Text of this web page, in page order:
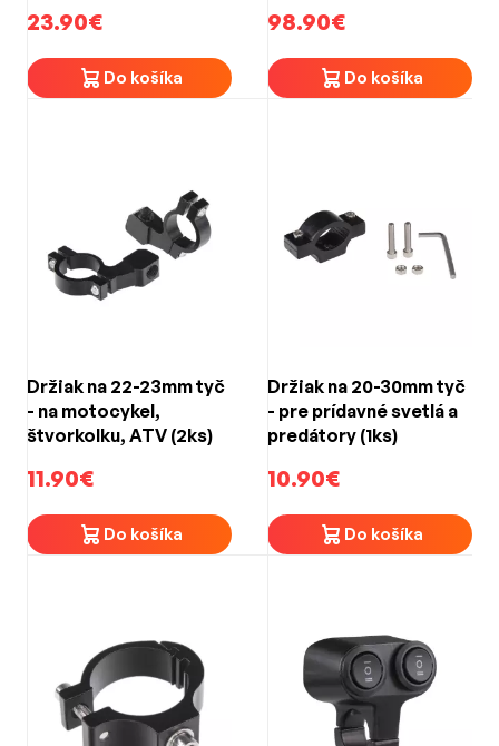
23.90€
Do košíka
98.90€
Do košíka
Držiak na 22-23mm tyč
- na motocykel,
štvorkolku, ATV (2ks)
11.90€
Do košíka
Držiak na 20-30mm tyč
- pre prídavné svetlá a
predátory (1ks)
10.90€
Do košíka